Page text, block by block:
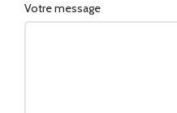
Votre message